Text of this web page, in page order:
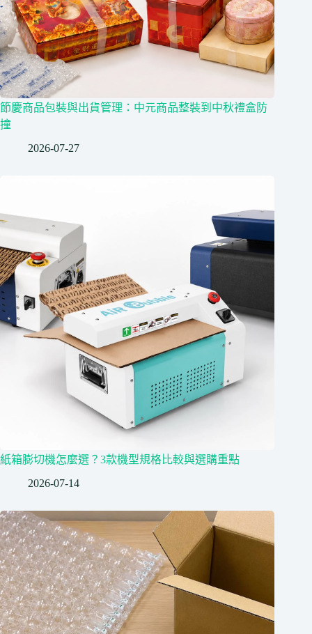
節慶商品包裝與出貨管理：中元商品整裝到中秋禮盒防
撞
2026-07-27
紙箱膨切機怎麼選？3款機型規格比較與選購重點
2026-07-14